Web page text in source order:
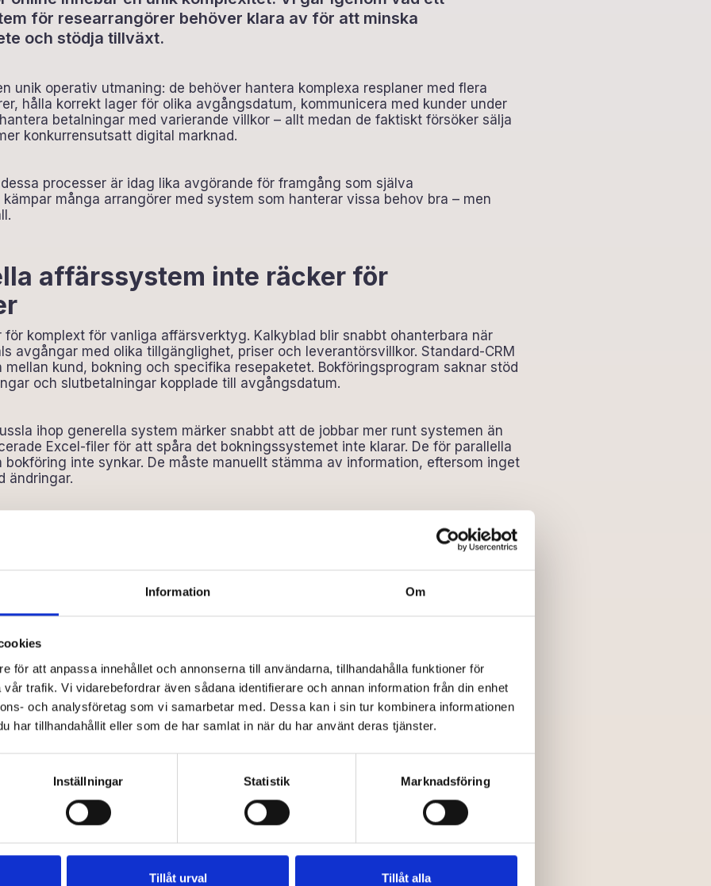
Information Om
för att anpassa innehållet och annonserna till användarna, tillhandahålla funktioner för
trafik. Vi vidarebefordrar även sådana identifierare och annan information från din enhet
och analysföretag som vi samarbetar med. Dessa kan i sin tur kombinera informationen
har tillhandahållit eller som de har samlat in när du har använt deras tjänster.
Inställningar Statistik Marknadsföring
Tillåt urval Tillåt alla
för researrangörer behöver klara av för att minska
och stödja tillväxt.
unik operativ utmaning: de behöver hantera komplexa resplaner med flera
hålla korrekt lager för olika avgångsdatum, kommunicera med kunder under
betalningar med varierande villkor – allt medan de faktiskt försöker sälja
konkurrensutsatt digital marknad.
processer är idag lika avgörande för framgång som själva
många arrangörer med system som hanterar vissa behov bra – men
affärssystem inte räcker för
komplext för vanliga affärsverktyg. Kalkyblad blir snabbt ohanterbara när
avgångar med olika tillgänglighet, priser och leverantörsvillkor. Standard-CRM
kund, bokning och specifika resepaketet. Bokföringsprogram saknar stöd
och slutbetalningar kopplade till avgångsdatum.
ihop generella system märker snabbt att de jobbar mer runt systemen än
Excel-filer för att spåra det bokningssystemet inte klarar. De för parallella
bokföring inte synkar. De måste manuellt stämma av information, eftersom inget
ändringar.
som skapar lika mycket arbete som den eliminerar. Personal lägger
på att hantera system snarare än att driva verksamheten, och risken för fel
krävs för att sälja resor online
resor
handlar inte bara om själva bokningstransaktionen, utan om alla kringliggande
effektiviteten.
Researrangörer behöver kunna skapa komplexa resplaner med flera
efter bokning. Resenärer behöver tillgång till sin resplan, betalningsschema
lägga till aktiviteter eller ändra sin bokning. De förväntar sig
deadlines för depositioner och dokumentinlämning. När dessa kontaktytor
arrangörerna i kundärenden istället för att fokusera på försäljning och drift.